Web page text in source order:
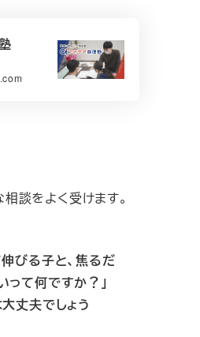
談をよく受けます。
伸びる子と、焦るだ
って何ですか？」
丈夫でしょう